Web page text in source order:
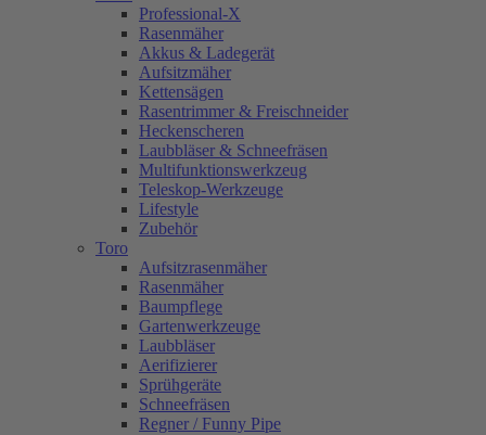
Professional-X
Rasenmäher
Akkus & Ladegerät
Aufsitzmäher
Kettensägen
Rasentrimmer & Freischneider
Heckenscheren
Laubbläser & Schneefräsen
Multifunktionswerkzeug
Teleskop-Werkzeuge
Lifestyle
Zubehör
Toro
Aufsitzrasenmäher
Rasenmäher
Baumpflege
Gartenwerkzeuge
Laubbläser
Aerifizierer
Sprühgeräte
Schneefräsen
Regner / Funny Pipe